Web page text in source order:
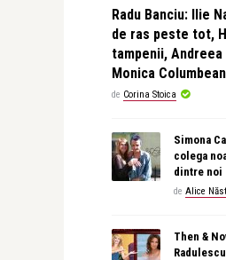
Radu Banciu: Ilie
de ras peste tot,
tampenii, Andreea
Monica
de Corina Stoica
Simona
colega
dintre noi
de Alice
Then &
Radulescu